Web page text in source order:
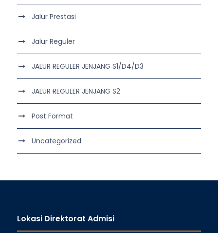
Jalur Prestasi
Jalur Reguler
JALUR REGULER JENJANG S1/D4/D3
JALUR REGULER JENJANG S2
Post Format
Uncategorized
Lokasi Direktorat Admisi